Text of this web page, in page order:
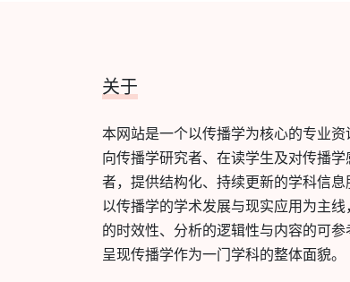
关于
本网站是一个以传播学为核心的专业资
向传播学研究者、在读学生及对传播学
者，提供结构化、持续更新的学科信息
以传播学的学术发展与现实应用为主线
的时效性、分析的逻辑性与内容的可参
呈现传播学作为一门学科的整体面貌。